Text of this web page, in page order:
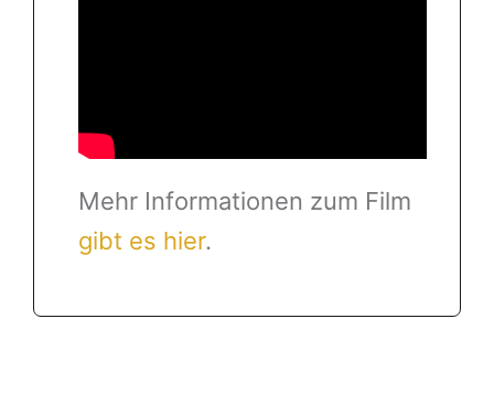
Mehr Informationen zum Film
gibt es hier.